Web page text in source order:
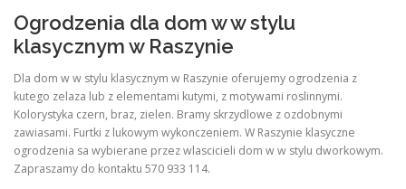
Ogrodzenia dla dom w w stylu
klasycznym w Raszynie
Dla dom w w stylu klasycznym w Raszynie oferujemy ogrodzenia z
kutego zelaza lub z elementami kutymi, z motywami roslinnymi.
Kolorystyka czern, braz, zielen. Bramy skrzydlowe z ozdobnymi
zawiasami. Furtki z lukowym wykonczeniem. W Raszynie klasyczne
ogrodzenia sa wybierane przez wlascicieli dom w w stylu dworkowym.
Zapraszamy do kontaktu 570 933 114.